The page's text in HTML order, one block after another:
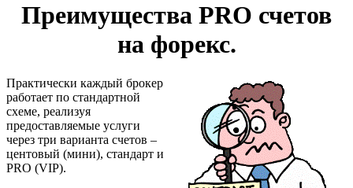
Преимущества PRO счетов
на форекс.
Практически каждый брокер
работает по стандартной
схеме, реализуя
предоставляемые услуги
через три варианта счетов –
центовый (мини), стандарт и
PRO (VIP).